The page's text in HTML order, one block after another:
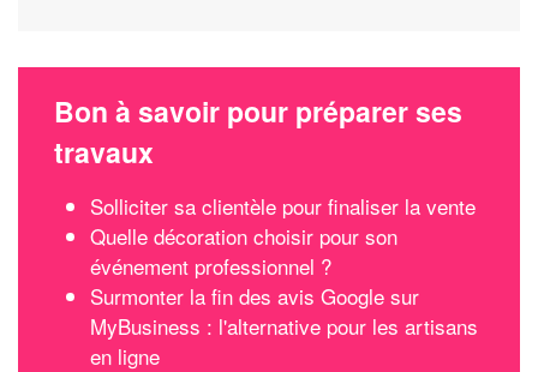
Bon à savoir pour préparer ses
travaux
Solliciter sa clientèle pour finaliser la vente
Quelle décoration choisir pour son
événement professionnel ?
Surmonter la fin des avis Google sur
MyBusiness : l'alternative pour les artisans
en ligne